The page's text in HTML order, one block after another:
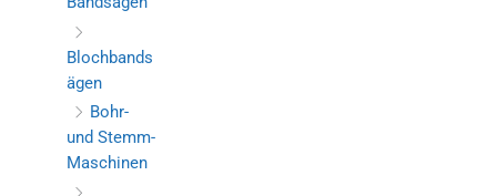
Blochbands
ägen
Bohr-
und Stemm-
Maschinen